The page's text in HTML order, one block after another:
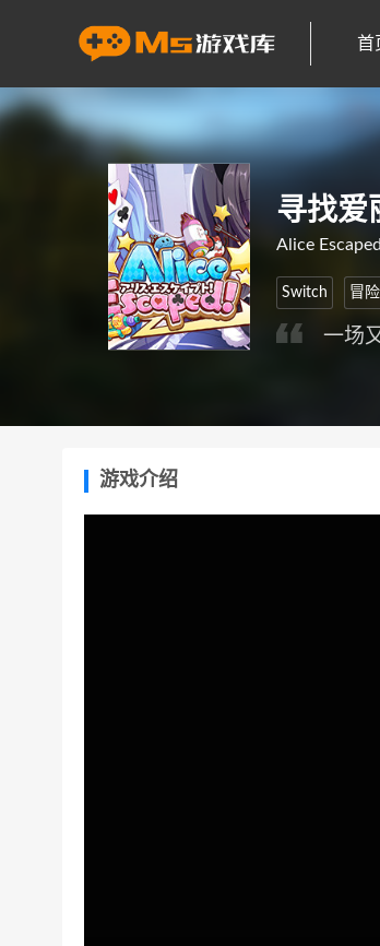
首
寻找爱
Alice Escaped
Switch 冒险
一场
游戏介绍